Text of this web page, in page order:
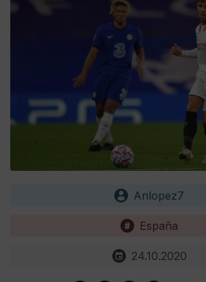
Anlopez7
España
24.10.2020